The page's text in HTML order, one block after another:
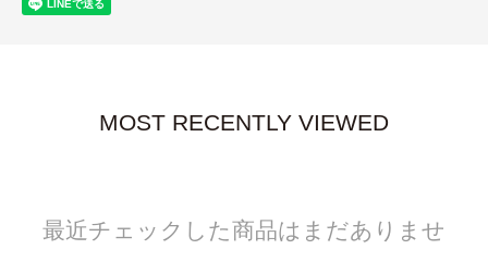
MOST RECENTLY VIEWED
最近チェックした商品はまだありませ